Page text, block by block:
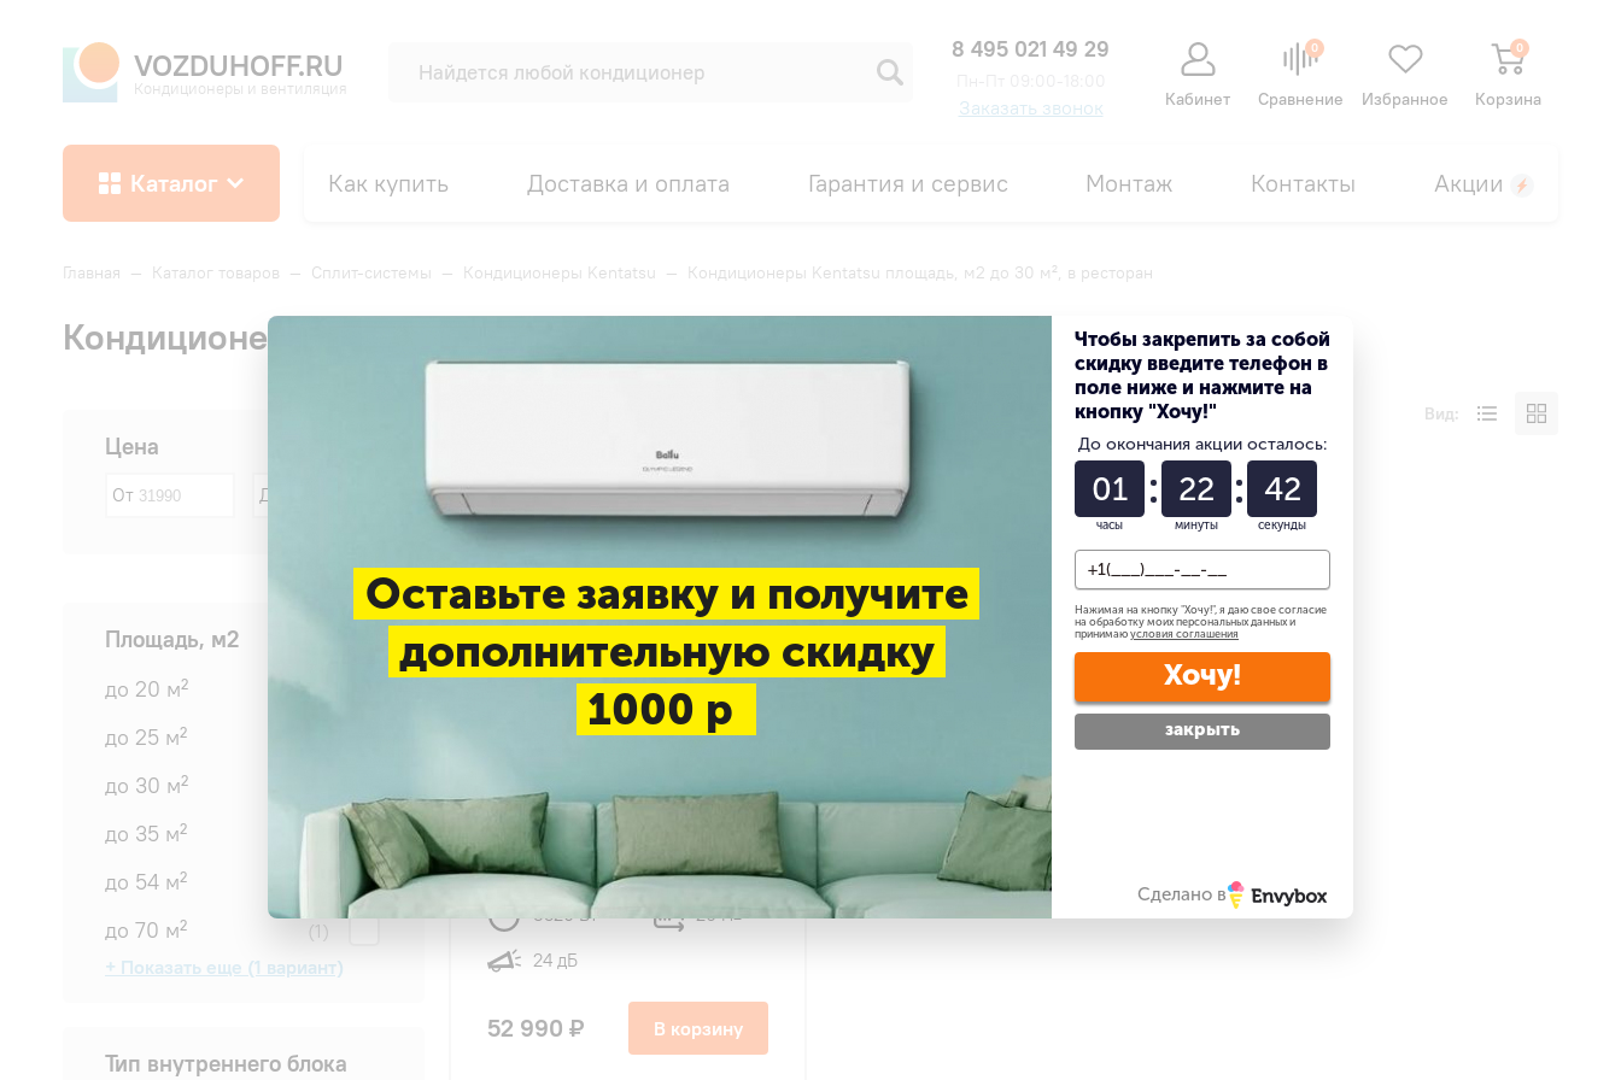
VOZDUHOFF.RU
Кондиционеры и вентиляция
8 495 021 49 29
Заказать звонок Кабинет
0
Сравнение Избранное
0
Корзина
Каталог Как купить Доставка и оплата Гарантия и сервис Монтаж Контакты Акции
Главная — Каталог товаров — Сплит-системы — Кондиционеры Kentatsu — Кондиционеры Kentatsu площадь, м2 до 30 м², в ресторан
Кондиционеры Kentatsu площадь, м2 до 30 м², в ресторан
Цена
От До
Площадь, м2
до 20 м² (2)
до 25 м²
до 30 м²
до 35 м²
до 54 м²
до 70 м² (1)
от 70 м² (1)
+ Показать еще (1 вариант)
Тип внутреннего блока
Вид:
Kentatsu
KSGTI26HZRN1R/KSRTI26HZRN1R
TIBA Inverter
3520 Вт 26 м2
24 дБ
52 990 ₽ В корзину
Оставьте заявку и получите
дополнительную скидку
1000 р
Чтобы закрепить за собой
скидку введите телефон в
поле ниже и нажмите на
кнопку "Хочу!"
До окончания акции осталось:
01
часы
22
минуты
42
секунды
Нажимая на кнопку "Хочу!", я даю свое согласие
на обработку моих персональных данных и
принимаю условия соглашения
Хочу!
закрыть
Сделано в